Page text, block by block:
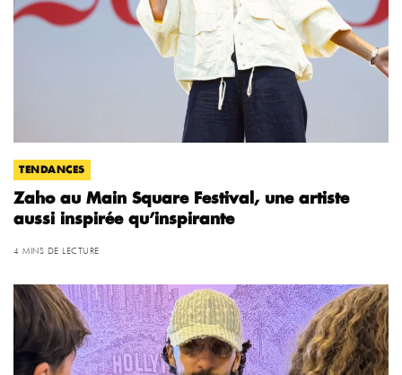
TENDANCES
Zaho au Main Square Festival, une artiste
aussi inspirée qu’inspirante
4 MINS DE LECTURE